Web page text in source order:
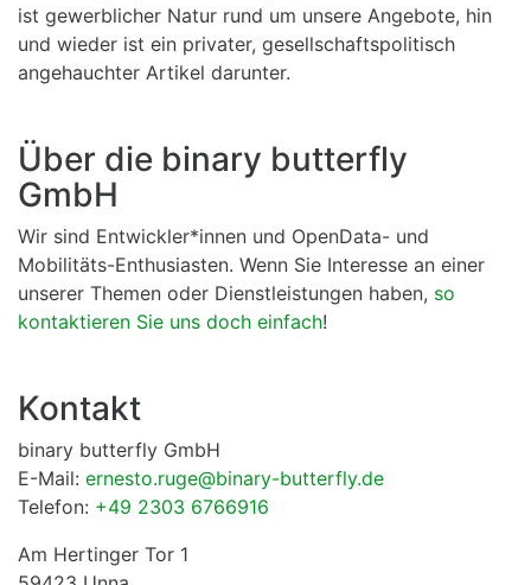
ist gewerblicher Natur rund um unsere Angebote, hin
und wieder ist ein privater, gesellschaftspolitisch
angehauchter Artikel darunter.
Über die binary butterfly
GmbH
Wir sind Entwickler*innen und OpenData- und
Mobilitäts-Enthusiasten. Wenn Sie Interesse an einer
unserer Themen oder Dienstleistungen haben, so
kontaktieren Sie uns doch einfach!
Kontakt
binary butterfly GmbH
E-Mail: ernesto.ruge@binary-butterfly.de
Telefon: +49 2303 6766916
Am Hertinger Tor 1